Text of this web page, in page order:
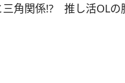
ずつ
三角関係!? 推し活OL